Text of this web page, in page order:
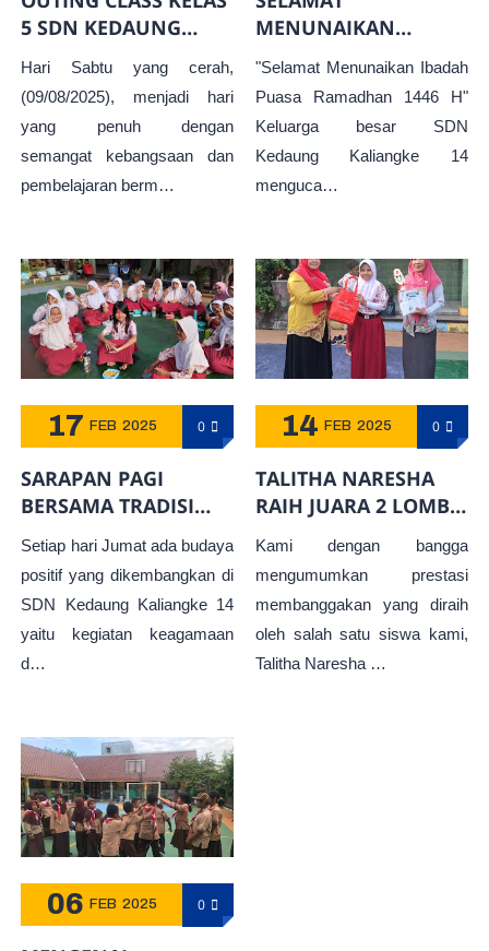
5 SDN KEDAUNG
MUSEUM PANCASILA
SAKTI DAN MUSEUM
SATRIA MANDALA
Hari Sabtu yang cerah,
(09/08/2025), menjadi hari
yang penuh dengan
semangat kebangsaan dan
pembelajaran berm…
MENUNAIKAN
RAMADHAN 1446 H
"Selamat Menunaikan Ibadah
Puasa Ramadhan 1446 H"
Keluarga besar SDN
Kedaung Kaliangke 14
menguca…
17 FEB 2025 0
SARAPAN PAGI
BERSAMA TRADISI
SDN KEDAUNG
KALIANGKE 14
Setiap hari Jumat ada budaya
positif yang dikembangkan di
SDN Kedaung Kaliangke 14
yaitu kegiatan keagamaan
d…
14 FEB 2025 0
TALITHA NARESHA
RAIH JUARA 2 LOMBA
DARUL MUTAQQIN
OLIMPIADE SCHOOL
2025
Kami dengan bangga
mengumumkan prestasi
membanggakan yang diraih
oleh salah satu siswa kami,
Talitha Naresha …
06 FEB 2025 0